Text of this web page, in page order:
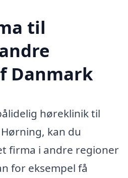
til
Danmark
høreklinik til
kan du
firma i andre regioner
for eksempel få